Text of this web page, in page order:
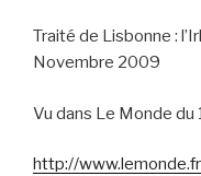
Traité de Lisbonne :
Novembre 2009
Vu dans Le Monde
http://